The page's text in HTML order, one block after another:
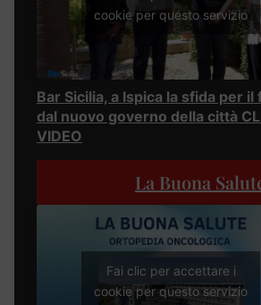
cookie per questo servizio
Bar Sicilia, a Ispica la sfida per
dal nuovo governo della città
VIDEO
La Buona
Fai clic per accettare i
cookie per questo servizio